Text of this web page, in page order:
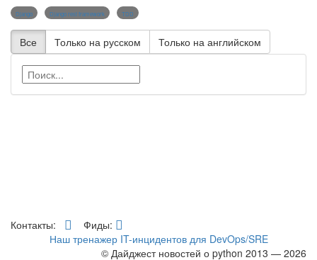
Django Django rest framework TDD
Все Только на русском Только на английском
Контакты:
Фиды:
Наш тренажер IT-инцидентов для DevOps/SRE
© Дайджест новостей о python 2013 — 2026